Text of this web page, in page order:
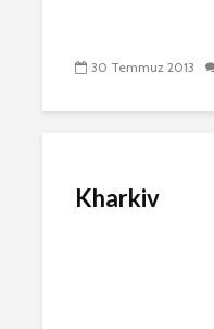
30 Temmuz 2013
Kharkiv